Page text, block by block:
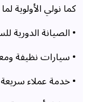
كما نولي الأولوية
• الصيانة
• سيارات نظيفة
• خدمة عملاء